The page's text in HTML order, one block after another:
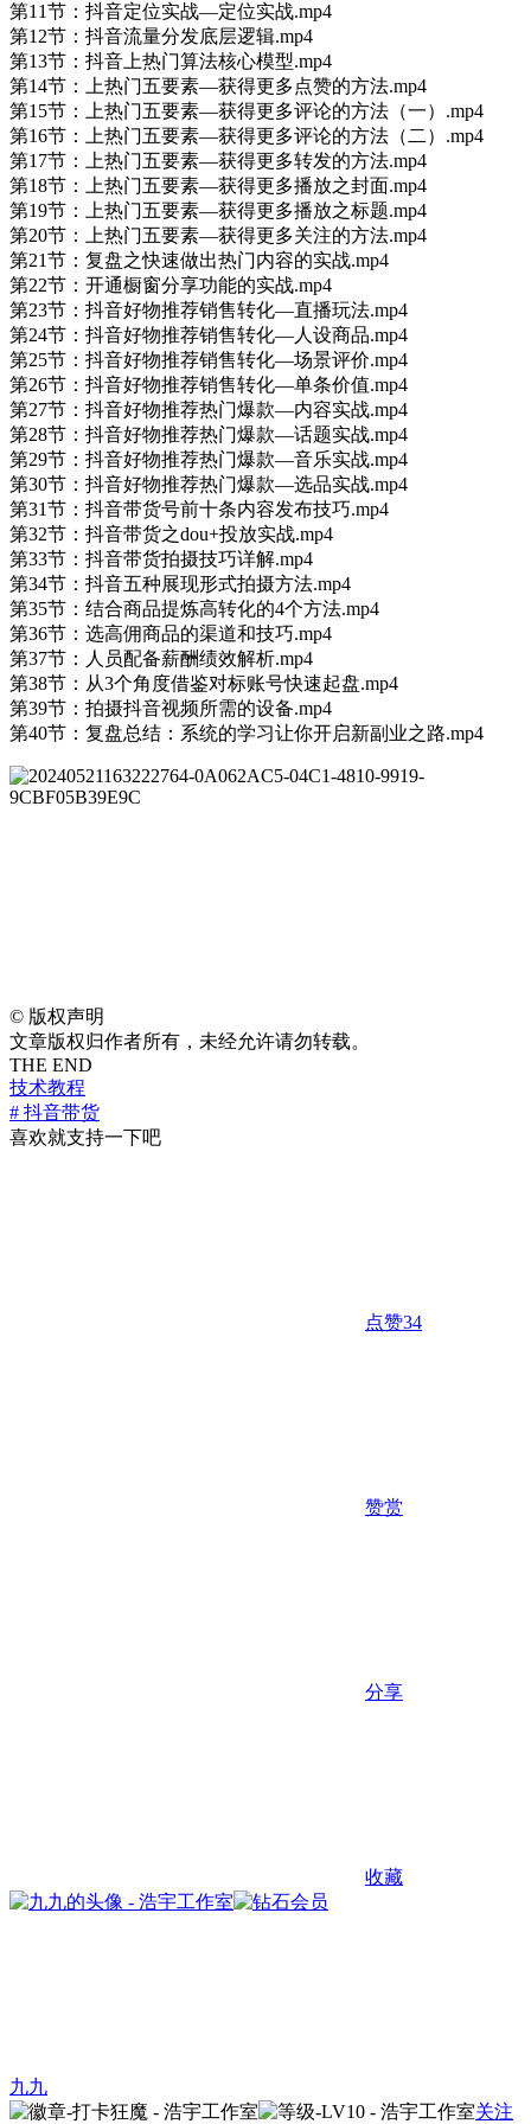
第11节：抖音定位实战—定位实战.mp4
第12节：抖音流量分发底层逻辑.mp4
第13节：抖音上热门算法核心模型.mp4
第14节：上热门五要素—获得更多点赞的方法.mp4
第15节：上热门五要素—获得更多评论的方法（一）.mp4
第16节：上热门五要素—获得更多评论的方法（二）.mp4
第17节：上热门五要素—获得更多转发的方法.mp4
第18节：上热门五要素—获得更多播放之封面.mp4
第19节：上热门五要素—获得更多播放之标题.mp4
第20节：上热门五要素—获得更多关注的方法.mp4
第21节：复盘之快速做出热门内容的实战.mp4
第22节：开通橱窗分享功能的实战.mp4
第23节：抖音好物推荐销售转化—直播玩法.mp4
第24节：抖音好物推荐销售转化—人设商品.mp4
第25节：抖音好物推荐销售转化—场景评价.mp4
第26节：抖音好物推荐销售转化—单条价值.mp4
第27节：抖音好物推荐热门爆款—内容实战.mp4
第28节：抖音好物推荐热门爆款—话题实战.mp4
第29节：抖音好物推荐热门爆款—音乐实战.mp4
第30节：抖音好物推荐热门爆款—选品实战.mp4
第31节：抖音带货号前十条内容发布技巧.mp4
第32节：抖音带货之dou+投放实战.mp4
第33节：抖音带货拍摄技巧详解.mp4
第34节：抖音五种展现形式拍摄方法.mp4
第35节：结合商品提炼高转化的4个方法.mp4
第36节：选高佣商品的渠道和技巧.mp4
第37节：人员配备薪酬绩效解析.mp4
第38节：从3个角度借鉴对标账号快速起盘.mp4
第39节：拍摄抖音视频所需的设备.mp4
第40节：复盘总结：系统的学习让你开启新副业之路.mp4
© 版权声明
文章版权归作者所有，未经允许请勿转载。
THE END
技术教程
# 抖音带货
喜欢就支持一下吧
点赞34
赞赏
分享
收藏
九九
关注